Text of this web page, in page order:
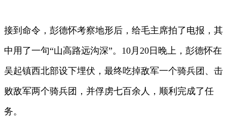
接到命令，彭德怀考察地形后，给毛主席拍了电报，其
中用了一句“山高路远沟深”。10月20日晚上，彭德怀在
吴起镇西北部设下埋伏，最终吃掉敌军一个骑兵团、击
败敌军两个骑兵团，并俘虏七百余人，顺利完成了任
务。